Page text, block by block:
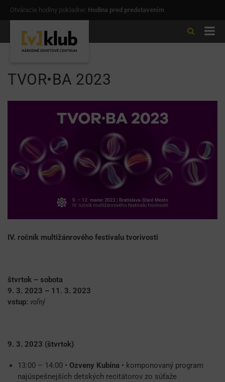
Otváracie hodiny pokladne: Hodina pred predstavením
TVOR•BA 2023
IV. ročník multižánrového festivalu tvorivosti
štvrtok – sobota
9. 3. 2023 – 11. 3. 2023
vstup: voľný
9. 3. 2023 (štvrtok)
13:00 – 14:00 • Ozveny Kubína • komponovaný program
najúspešnejších detských recitátorov zo súťaže